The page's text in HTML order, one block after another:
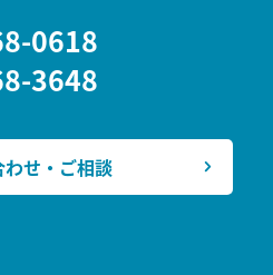
0618
3648
わせ・ご相談